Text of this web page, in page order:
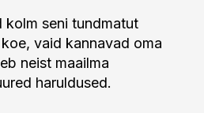
kolm seni tundmatut
vaid kannavad oma
neist maailma
haruldused.